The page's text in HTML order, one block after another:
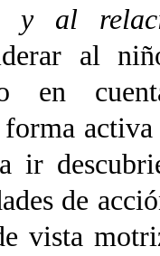
y al
al
en
forma
ir
de
vista